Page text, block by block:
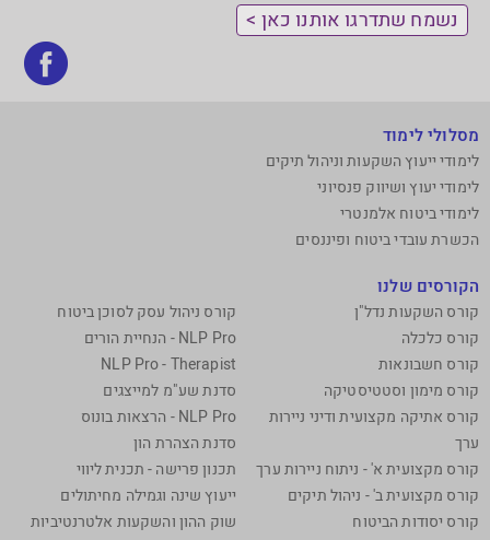
נשמח שתדרגו אותנו כאן >
מסלולי לימוד
לימודי ייעוץ השקעות וניהול תיקים
לימודי יעוץ ושיווק פנסיוני
לימודי ביטוח אלמנטרי
הכשרת עובדי ביטוח ופיננסים
הקורסים שלנו
קורס השקעות נדל"ן
קורס כלכלה
קורס חשבונאות
קורס מימון וסטטיסטיקה
קורס אתיקה מקצועית ודיני ניירות
ערך
קורס מקצועית א' - ניתוח ניירות ערך
קורס מקצועית ב' - ניהול תיקים
קורס יסודות הביטוח
קורס ניהול עסק לסוכן ביטוח
NLP Pro - הנחיית הורים
NLP Pro - Therapist
סדנת שע"מ למייצגים
NLP Pro - הרצאות בונוס
סדנת הצהרת הון
תכנון פרישה - תכנית ליווי
ייעוץ שינה וגמילה מחיתולים
שוק ההון והשקעות אלטרנטיביות